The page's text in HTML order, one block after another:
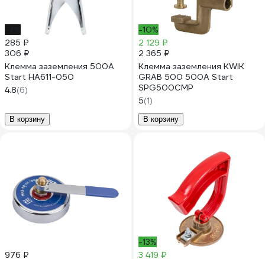
285 ₽
306 ₽
Клемма заземления 500А
Start НА611-050
4.8(6)
В корзину
-10%
2 129 ₽
2 365 ₽
Клемма заземления KWIK
GRAB 500 500А Start
SPG500CMP
5(1)
В корзину
976 ₽
-13%
3 419 ₽